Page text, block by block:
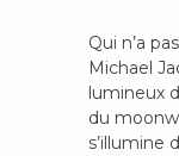
Qui n’a
Michael
lumineux
du
s’illumine